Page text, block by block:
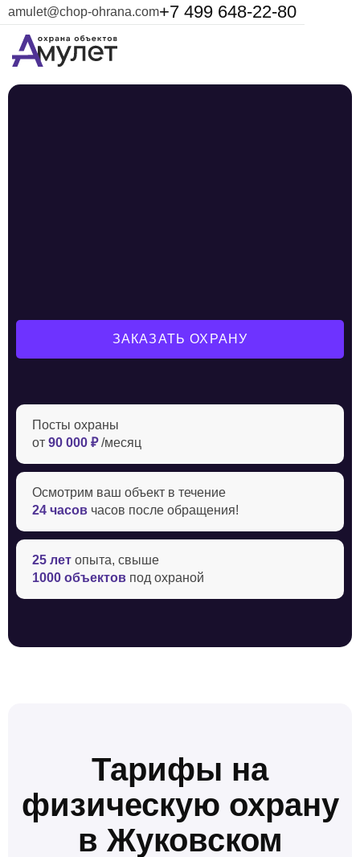
amulet@chop-ohrana.com+7 499 648-22-80
ЗАКАЗАТЬ ОХРАНУ
Посты охраны
от 90 000 ₽/месяц
Осмотрим ваш объект в течение ‍
24 часов часов после обращения!
25 лет опыта, свыше
1000 объектов под охраной
Тарифы на
физическую охрану
в Жуковском